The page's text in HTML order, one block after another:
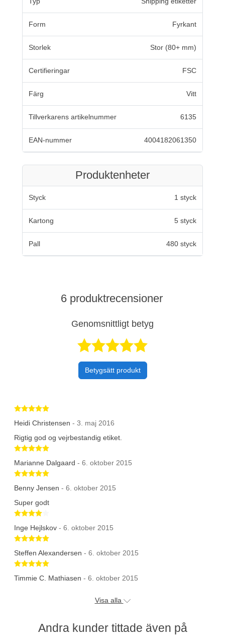
Form Fyrkant
Storlek Stor (80+ mm)
Certifieringar FSC
Färg Vitt
Tillverkarens artikelnummer 6135
EAN-nummer 4004182061350
Produktenheter
Styck 1 styck
Kartong 5 styck
Pall 480 styck
6 produktrecensioner
Genomsnittligt betyg
Betygsatt 4,8
Betygsätt produkt
Betygsatt 5 av 5 stjärnor
Heidi Christensen - 3. maj 2016
Rigtig god og vejrbestandig etiket.
Betygsatt 5 av 5 stjärnor
Marianne Dalgaard - 6. oktober 2015
Betygsatt 5 av 5 stjärnor
Benny Jensen - 6. oktober 2015
Super godt
Inge Hejlskov - 6. oktober 2015
Betygsatt 5 av 5 stjärnor
Steffen Alexandersen - 6. oktober 2015
Betygsatt 5 av 5 stjärnor
Timmie C. Mathiasen - 6. oktober 2015
Visa alla
Andra kunder tittade även på